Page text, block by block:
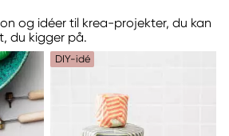
og idéer til krea-projekter, du kan
du kigger på.
DIY-idé